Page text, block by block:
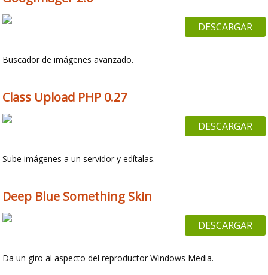
DESCARGAR
Buscador de imágenes avanzado.
Class Upload PHP 0.27
DESCARGAR
Sube imágenes a un servidor y edítalas.
Deep Blue Something Skin
DESCARGAR
Da un giro al aspecto del reproductor Windows Media.